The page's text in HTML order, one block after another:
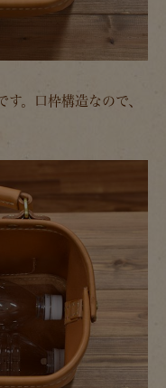
。口枠構造なので、